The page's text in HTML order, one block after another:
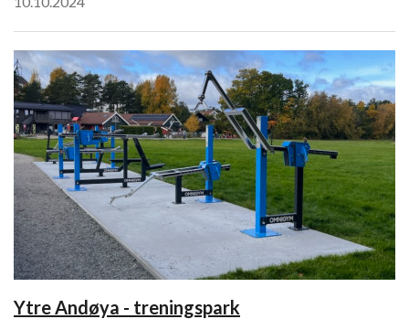
Ytre Andøya - treningspark